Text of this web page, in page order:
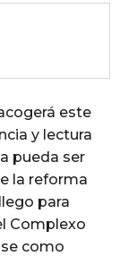
este
y lectura
pueda ser
la reforma
para
Complexo
como